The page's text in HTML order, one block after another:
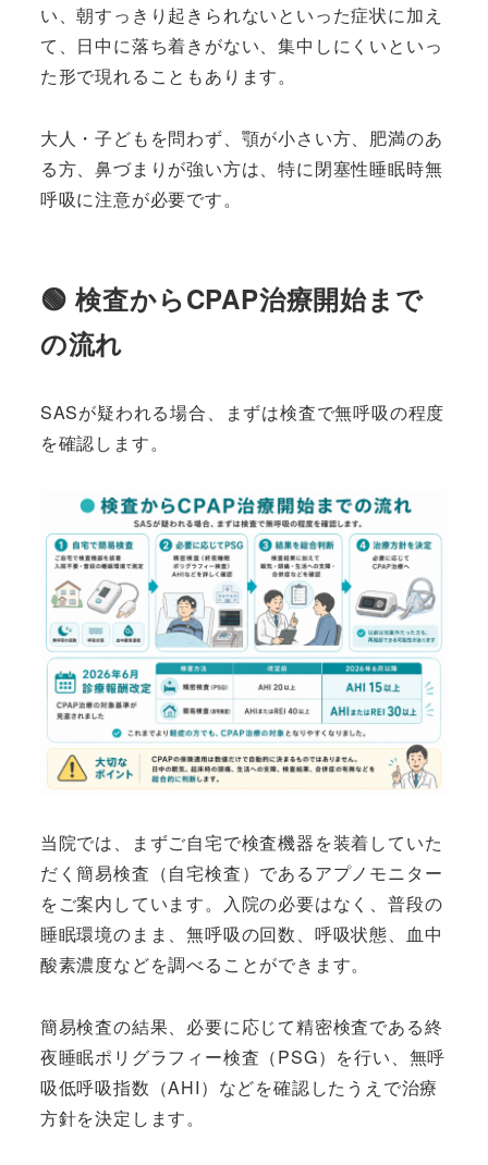
い、朝すっきり起きられないといった症状に加え
て、日中に落ち着きがない、集中しにくいといっ
た形で現れることもあります。
大人・子どもを問わず、顎が小さい方、肥満のあ
る方、鼻づまりが強い方は、特に閉塞性睡眠時無
呼吸に注意が必要です。
🟢 検査からCPAP治療開始まで
の流れ
SASが疑われる場合、まずは検査で無呼吸の程度
を確認します。
当院では、まずご自宅で検査機器を装着していた
だく簡易検査（自宅検査）であるアプノモニター
をご案内しています。入院の必要はなく、普段の
睡眠環境のまま、無呼吸の回数、呼吸状態、血中
酸素濃度などを調べることができます。
簡易検査の結果、必要に応じて精密検査である終
夜睡眠ポリグラフィー検査（PSG）を行い、無呼
吸低呼吸指数（AHI）などを確認したうえで治療
方針を決定します。